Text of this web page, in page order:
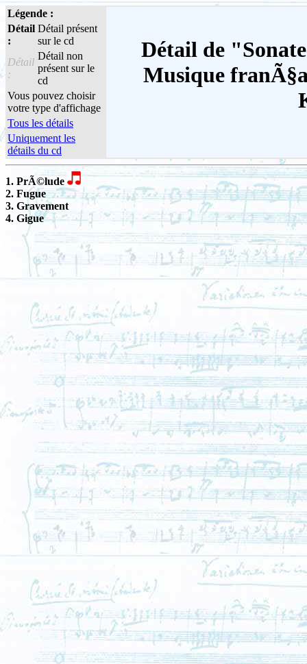
Légende :
Détail de
Musique
Détail
:
Détail présent
sur le cd
Détail
:
Détail non
présent sur le
cd
Vous pouvez choisir
votre type d'affichage
Tous les détails
Uniquement les
détails du cd
1. PrÃ©lude
2. Fugue
3. Gravement
4. Gigue